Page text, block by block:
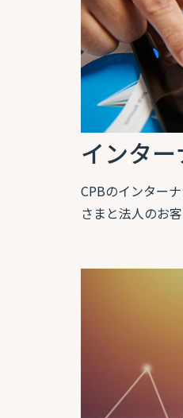
インタ
CPBのインター
さまと法人のお